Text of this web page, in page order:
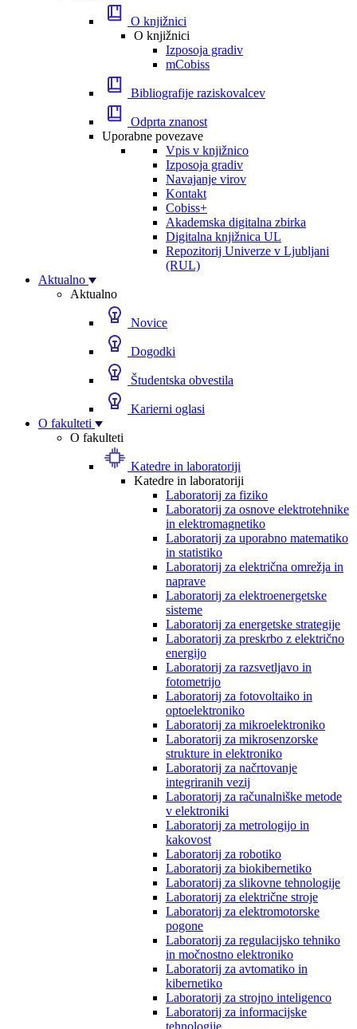
O knjižnici
O knjižnici
Izposoja gradiv
mCobiss
Bibliografije raziskovalcev
Odprta znanost
Uporabne povezave
Vpis v knjižnico
Izposoja gradiv
Navajanje virov
Kontakt
Cobiss+
Akademska digitalna zbirka
Digitalna knjižnica UL
Repozitorij Univerze v Ljubljani
(RUL)
Aktualno
Aktualno
Novice
Dogodki
Študentska obvestila
Karierni oglasi
O fakulteti
O fakulteti
Katedre in laboratoriji
Katedre in laboratoriji
Laboratorij za fiziko
Laboratorij za osnove elektrotehnike
in elektromagnetiko
Laboratorij za uporabno matematiko
in statistiko
Laboratorij za električna omrežja in
naprave
Laboratorij za elektroenergetske
sisteme
Laboratorij za energetske strategije
Laboratorij za preskrbo z električno
energijo
Laboratorij za razsvetljavo in
fotometrijo
Laboratorij za fotovoltaiko in
optoelektroniko
Laboratorij za mikroelektroniko
Laboratorij za mikrosenzorske
strukture in elektroniko
Laboratorij za načrtovanje
integriranih vezij
Laboratorij za računalniške metode
v elektroniki
Laboratorij za metrologijo in
kakovost
Laboratorij za robotiko
Laboratorij za biokibernetiko
Laboratorij za slikovne tehnologije
Laboratorij za električne stroje
Laboratorij za elektromotorske
pogone
Laboratorij za regulacijsko tehniko
in močnostno elektroniko
Laboratorij za avtomatiko in
kibernetiko
Laboratorij za strojno inteligenco
Laboratorij za informacijske
tehnologije